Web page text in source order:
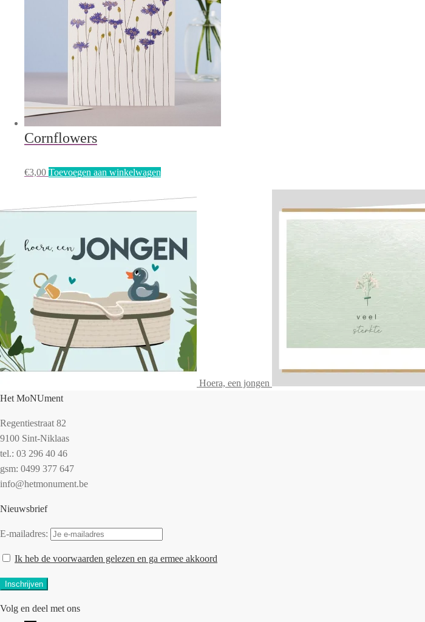
Cornflowers
€3,00 Toevoegen aan winkelwagen
Hoera, een jongen
Het MoNUment
Regentiestraat 82
9100 Sint-Niklaas
tel.: 03 296 40 46
gsm: 0499 377 647
info@hetmonument.be
Nieuwsbrief
E-mailadres:
Ik heb de voorwaarden gelezen en ga ermee akkoord
Volg en deel met ons